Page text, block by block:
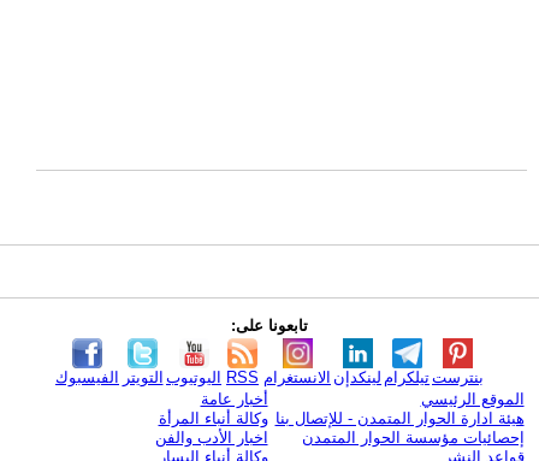
تابعونا على:
الفيسبوك التويتر اليوتيوب RSS الانستغرام لينكدإن تيلكرامبنترست
الموقع الرئيسي
هيئة ادارة الحوار المتمدن - للإتصال بنا
إحصائيات مؤسسة الحوار المتمدن
قواعد النشر
أخبار عامة
وكالة أنباء المرأة
اخبار الأدب والفن
وكالة أنباء اليسار